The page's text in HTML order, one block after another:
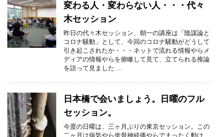
変わる人・変わらない人・・・代々
木セッション
昨日の代々木セッション、朝一の講座は「陰謀論と
コロナ騒動」として、今回のコロナ騒動がどうして
引き起こされたか・・・ネットで流れる情報やらメ
ディアの情報やらを俯瞰して見て、立てられる推論
を語って見ました ...
日本橋で会いましょう。日曜のフル
セッション。
今度の日曜は、三ヶ月ぶりの東京セッション。この
二ヶ月は病気やら坐骨神経痛やらでまったく動け